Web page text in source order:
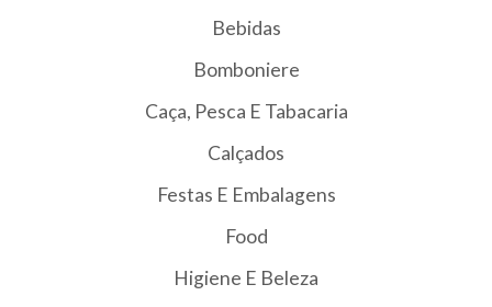
Bebidas
Bomboniere
Caça, Pesca E Tabacaria
Calçados
Festas E Embalagens
Food
Higiene E Beleza